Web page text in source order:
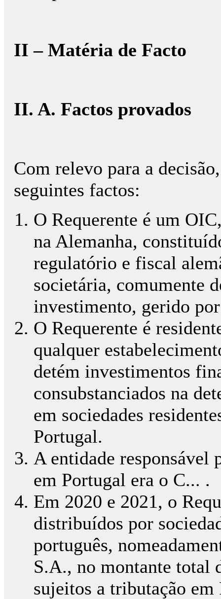
II – Matéria de Facto
II. A. Factos provados
Com relevo para a
seguintes factos:
O Requerente é um
na Alemanha,
regulatório e fiscal
societária, comumente
investimento, gerido
O Requerente é
qualquer
detém investimentos
consubstanciados na
em sociedades
Portugal.
A entidade responsável
em Portugal era o C... .
Em 2020 e 2021, o
distribuídos por
português,
S.A., no montante total
sujeitos a tributação